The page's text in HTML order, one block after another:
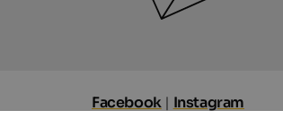
Facebook| Instagram